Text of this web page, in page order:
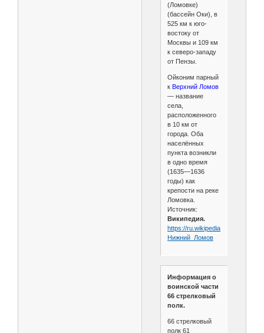
(Ломовке)
(бассейн Оки), в
525 км к юго-
востоку от
Москвы и 109 км
к северо-западу
от Пензы.
Ойконим парный
к Верхний Ломов
— название
села,
расположенного
в 10 км от
города. Оба
населённых
пункта возникли
в одно время
(1635—1636
годы) как
крепости на реке
Ломовка.
Источник:
Википедия.
https://ru.wikipedia.org/wiki/
Нижний_Ломов
Информация о
воинской части
66 стрелковый
полк.
66 стрелковый
полк 61